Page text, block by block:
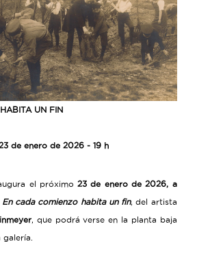
UN FIN
de enero de 2026 - 19 h
el próximo23 de enero de 2026, a
En cada comienzo habita un fin, del artista
, que podrá verse en la planta baja